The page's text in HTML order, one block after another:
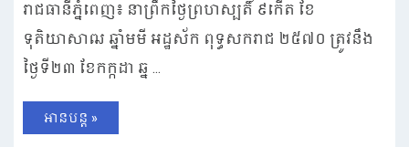
រាជធានីភ្នំពេញ៖ នាព្រឹក​ថ្ងៃព្រហស្បតិ៍ ៩កើត ខែ
ទុតិយាសាឍ ឆ្នាំមមី អដ្ឋស័ក ពុទ្ធសករាជ ២៥៧០ ត្រូវនឹង
ថ្ងៃទី២៣ ខែកក្កដា ឆ្ន ...
អានបន្ត »